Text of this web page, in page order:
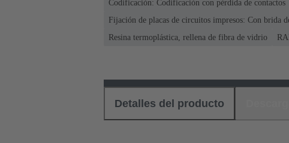
Codificación: Codificación con pérdida de contactos
Fijación de placas de circuitos impresos: Con brida
Resina termoplástica, rellena de fibra de vidrio
Detalles del producto